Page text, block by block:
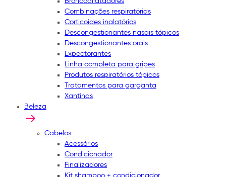
Combinações respiratórias
Corticoides inalatórios
Descongestionantes nasais tópicos
Descongestionantes orais
Expectorantes
Linha completa para gripes
Produtos respiratórios tópicos
Tratamentos para garganta
Xantinas
Beleza
Cabelos
Acessórios
Condicionador
Finalizadores
Kit shampoo + condicionador